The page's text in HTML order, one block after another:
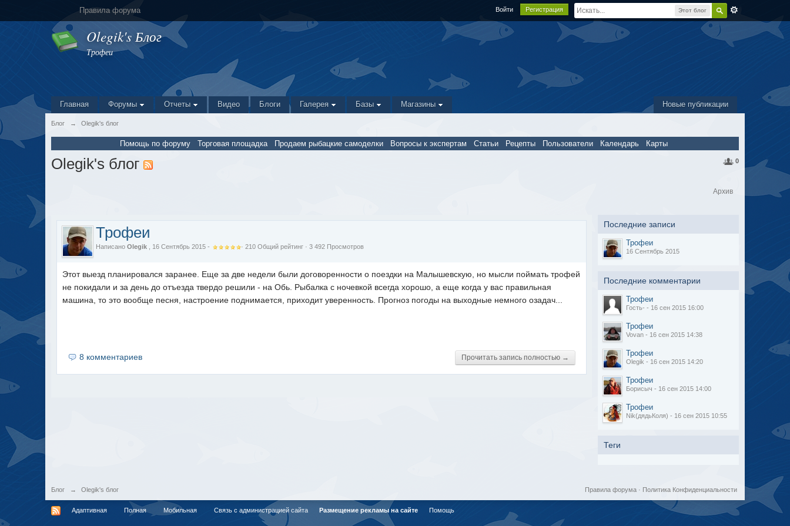
Этот блог
Правила форума Войти Регистрация
Olegik's Блог
Трофеи
Новые публикации
Главная Форумы Отчеты Видео Блоги Галерея Базы Магазины
Блог → Olegik's блог
Помощь по форуму Торговая площадка Продаем рыбацкие самоделки Вопросы к экспертам Статьи Рецепты Пользователи Календарь Карты
0
Olegik's блог
Архив
Трофеи
НаписаноOlegik , 16 Сентябрь 2015 - ·210 Общий рейтинг · 3 492 Просмотров
Этот выезд планировался заранее. Еще за две недели были договоренности о поездки на Малышевскую, но мысли поймать трофей
не покидали и за день до отъезда твердо решили - на Обь. Рыбалка с ночевкой всегда хорошо, а еще когда у вас правильная
машина, то это вообще песня, настроение поднимается, приходит уверенность. Прогноз погоды на выходные немного озадач...
Прочитать запись полностью →
8 комментариев
Последние записи
Трофеи
16 Сентябрь 2015
Последние комментарии
Трофеи
Гость- - 16 сен 2015 16:00
Трофеи
Vovan - 16 сен 2015 14:38
Трофеи
Olegik - 16 сен 2015 14:20
Трофеи
Борисыч - 16 сен 2015 14:00
Трофеи
Nik(дядьКоля) - 16 сен 2015 10:55
Теги
Блог → Olegik's блог Политика Конфиденциальности
Правила форума·
Адаптивная Полная Мобильная Связь с администрацией сайта Размещение рекламы на сайте Помощь